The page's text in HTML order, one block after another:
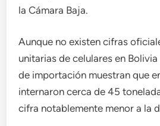
la Cámara Baja.
Aunque no existen cifras
unitarias de celulares en
de importación muestran que
internaron cerca de 45
cifra notablemente menor a la